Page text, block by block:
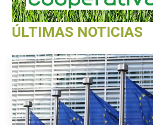
ÚLTIMAS NOTICIAS